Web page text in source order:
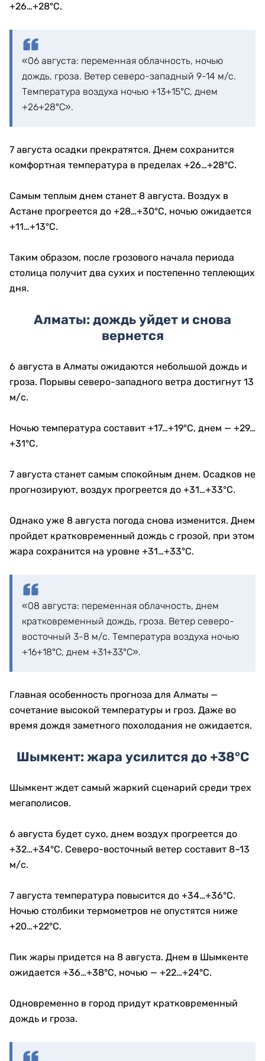
+26…+28°C.
«06 августа: переменная облачность, ночью
дождь, гроза. Ветер северо-западный 9-14 м/с.
Температура воздуха ночью +13+15°С, днем
+26+28°С».
7 августа осадки прекратятся. Днем сохранится
комфортная температура в пределах +26…+28°C.
Самым теплым днем станет 8 августа. Воздух в
Астане прогреется до +28…+30°C, ночью ожидается
+11…+13°C.
Таким образом, после грозового начала периода
столица получит два сухих и постепенно теплеющих
дня.
Алматы: дождь уйдет и снова
вернется
6 августа в Алматы ожидаются небольшой дождь и
гроза. Порывы северо-западного ветра достигнут 13
м/с.
Ночью температура составит +17…+19°C, днем — +29…
+31°C.
7 августа станет самым спокойным днем. Осадков не
прогнозируют, воздух прогреется до +31…+33°C.
Однако уже 8 августа погода снова изменится. Днем
пройдет кратковременный дождь с грозой, при этом
жара сохранится на уровне +31…+33°C.
«08 августа: переменная облачность, днем
кратковременный дождь, гроза. Ветер северо-
восточный 3-8 м/с. Температура воздуха ночью
+16+18°С, днем +31+33°С».
Главная особенность прогноза для Алматы —
сочетание высокой температуры и гроз. Даже во
время дождя заметного похолодания не ожидается.
Шымкент: жара усилится до +38°C
Шымкент ждет самый жаркий сценарий среди трех
мегаполисов.
6 августа будет сухо, днем воздух прогреется до
+32…+34°C. Северо-восточный ветер составит 8–13
м/с.
7 августа температура повысится до +34…+36°C.
Ночью столбики термометров не опустятся ниже
+20…+22°C.
Пик жары придется на 8 августа. Днем в Шымкенте
ожидается +36…+38°C, ночью — +22…+24°C.
Одновременно в город придут кратковременный
дождь и гроза.